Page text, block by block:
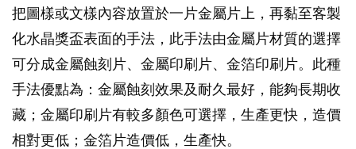
把圖樣或文樣內容放置於一片金屬片上，再黏至客製
化水晶獎盃表面的手法，此手法由金屬片材質的選擇
可分成金屬蝕刻片、金屬印刷片、金箔印刷片。此種
手法優點為：金屬蝕刻效果及耐久最好，能夠長期收
藏；金屬印刷片有較多顏色可選擇，生產更快，造價
相對更低；金箔片造價低，生產快。